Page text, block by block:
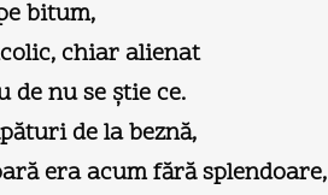
bitum,
chiar alienat
de nu se ştie ce.
de la beznă,
era acum fără splendoare,